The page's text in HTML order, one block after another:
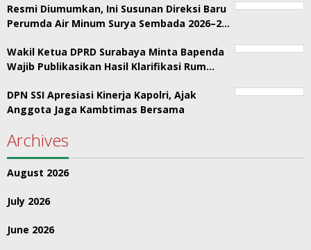
Resmi Diumumkan, Ini Susunan Direksi Baru
Perumda Air Minum Surya Sembada 2026–2…
Wakil Ketua DPRD Surabaya Minta Bapenda
Wajib Publikasikan Hasil Klarifikasi Rum…
DPN SSI Apresiasi Kinerja Kapolri, Ajak
Anggota Jaga Kambtimas Bersama
Archives
August 2026
July 2026
June 2026